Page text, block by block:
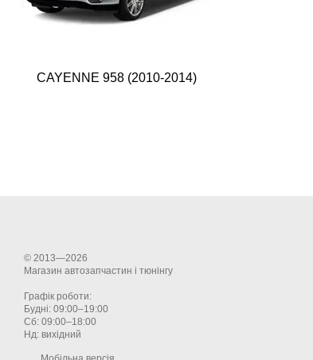
CAYENNE 958 (2010-2014)
© 2013—2026
Магазин автозапчастин і тюнінгу
Графік роботи:
Будні: 09:00–19:00
Сб: 09:00–18:00
Нд: вихідний